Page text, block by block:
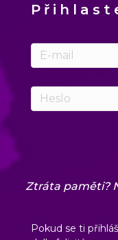
Ztráta paměti?
Pokud se ti